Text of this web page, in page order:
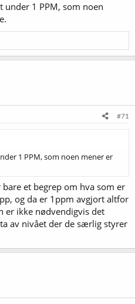
under 1 PPM, som noen
#71
1 PPM, som noen mener er
bare et begrep om hva som er
og da er 1ppm avgjort altfor
er ikke nødvendigvis det
av nivået der de særlig styrer